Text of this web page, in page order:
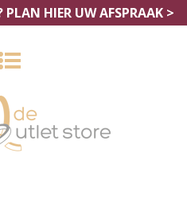
PLAN HIER UW AFSPRAAK >